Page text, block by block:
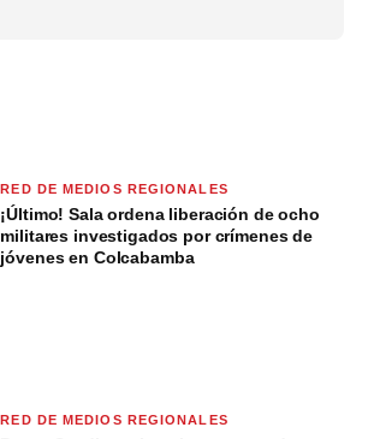
RED DE MEDIOS REGIONALES
¡Último! Sala ordena liberación de ocho
militares investigados por crímenes de
jóvenes en Colcabamba
RED DE MEDIOS REGIONALES